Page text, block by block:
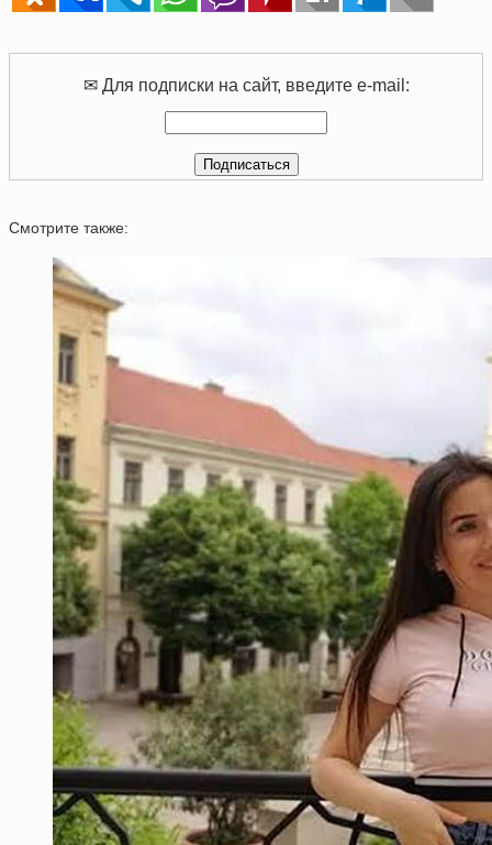
✉ Для подписки на сайт, введите e-mail:
Смотрите также: